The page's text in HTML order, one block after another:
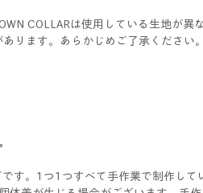
COLLARは使用している生地が異
ります。あらかじめご了承ください。
す。1つ1つすべて手作業で制作して